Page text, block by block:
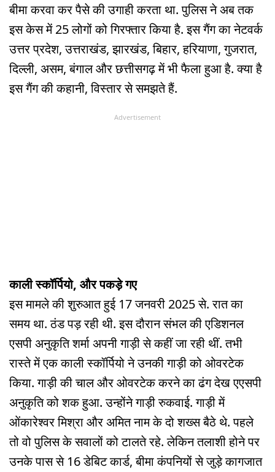
बीमा करवा कर पैसे की उगाही करता था. पुलिस ने अब तक
इस केस में 25 लोगों को गिरफ्तार किया है. इस गैंग का नेटवर्क
उत्तर प्रदेश, उत्तराखंड, झारखंड, बिहार, हरियाणा, गुजरात,
दिल्ली, असम, बंगाल और छत्तीसगढ़ में भी फैला हुआ है. क्या है
इस गैंग की कहानी, विस्तार से समझते हैं.
Advertisement
काली स्कॉर्पियो, और पकड़े गए
इस मामले की शुरुआत हुई 17 जनवरी 2025 से. रात का
समय था. ठंड पड़ रही थी. इस दौरान संभल की एडिशनल
एसपी अनुकृति शर्मा अपनी गाड़ी से कहीं जा रही थीं. तभी
रास्ते में एक काली स्कॉर्पियो ने उनकी गाड़ी को ओवरटेक
किया. गाड़ी की चाल और ओवरटेक करने का ढंग देख एएसपी
अनुकृति को शक हुआ. उन्होंने गाड़ी रुकवाई. गाड़ी में
ओंकारेश्वर मिश्रा और अमित नाम के दो शख्स बैठे थे. पहले
तो वो पुलिस के सवालों को टालते रहे. लेकिन तलाशी होने पर
उनके पास से 16 डेबिट कार्ड, बीमा कंपनियों से जुड़े कागजात